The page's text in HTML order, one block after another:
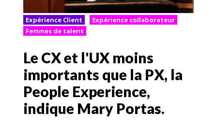
Expérience Client
Expérience collaborateur
Femmes de talent
Le CX et l'UX moins
importants que la PX, la
People Experience,
indique Mary Portas.